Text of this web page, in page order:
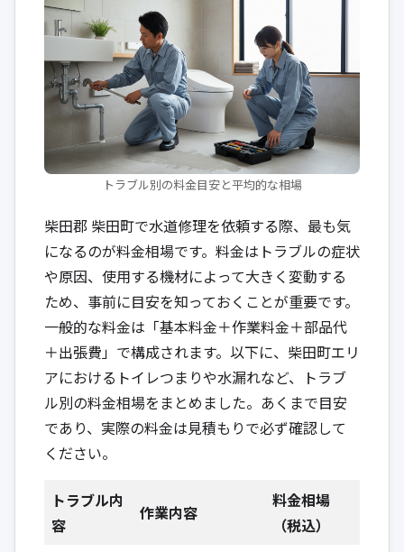
トラブル別の料金目安と平均的な相場
柴田郡 柴田町で水道修理を依頼する際、最も気
になるのが料金相場です。料金はトラブルの症状
や原因、使用する機材によって大きく変動する
ため、事前に目安を知っておくことが重要です。
一般的な料金は「基本料金＋作業料金＋部品代
＋出張費」で構成されます。以下に、柴田町エリ
アにおけるトイレつまりや水漏れなど、トラブ
ル別の料金相場をまとめました。あくまで目安
であり、実際の料金は見積もりで必ず確認して
ください。
トラブル内
容
作業内容
料金相場
（税込）